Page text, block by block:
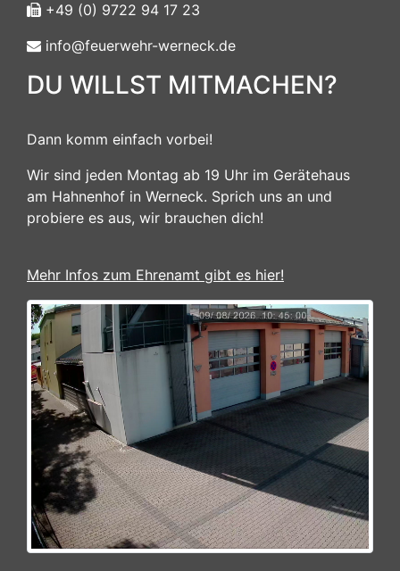
+49 (0) 9722 94 17 23
info@feuerwehr-werneck.de
DU WILLST MITMACHEN?
Dann komm einfach vorbei!
Wir sind jeden Montag ab 19 Uhr im Gerätehaus
am Hahnenhof in Werneck. Sprich uns an und
probiere es aus, wir brauchen dich!
Mehr Infos zum Ehrenamt gibt es hier!